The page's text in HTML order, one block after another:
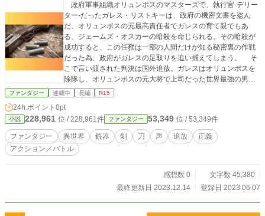
政府軍事組織オリュンポスのマスターズで、執行官-デリー
ター-だったガレス・リストキーは、政府の機密文書を盗ん
だ、オリュンポスの元最高責任者でガレスの育て親でもあ
る、ジェームズ・オスカーの暗殺を命じられる。その暗殺が
成功すると、この任務は一部の人間だけが知る秘密裏の作戦
だった為、政府がガレスの足取りを追い捕えてしまう。 そ
こで言い渡された判決は国外追放。ガレスはオリュンポスを
除隊し、オリュンポスの元大将で上司だった世界最強の男、
アルージェ・ランスロットと民間軍事事務所、イレーネ事務
が十年前に助けたエリー・オリヴィエが二十歳となって入隊
した。 そこから止まっていた時間は動き出した。二人であ
らゆる事件を解決していくうちに、五年前のジェームズ・オ
スカーが探ろうとしていた政府の秘密が露呈されていく。
本当の正義とは何か――？ その思いに揺れながらも、オリ
モチベーション上がりますので是非よろしくお願い致しま
ファンタジー 連載中 長編 R15
24h.ポイント 0pt
小説 228,961 位 / 228,961件 ファンタジー 53,349 位 / 53,349件
ファンタジー 異世界 銃器 剣 刀 声 追放
正義
アクション／バトル
感想数 0
文字数 45,380
最終更新日 2023.12.14
登録日 2023.06.07